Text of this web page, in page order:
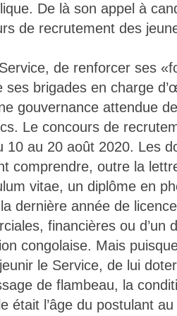
De là son appel à
de recrutement des
de renforcer ses
ses brigades en charge
gouvernance attendue
Le concours de
10 au 20 août 2020. Les
comprendre, outre la
vitae, un diplôme en
dernière année de
financières ou d’un
congolaise. Mais
le Service, de lui
de flambeau, la
était l’âge du postulant